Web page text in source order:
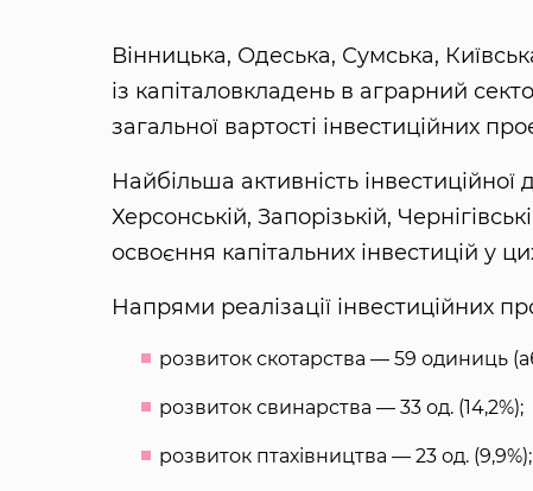
Вінницька, Одеська, Сумська,
із капіталовкладень в аграрний
загальної вартості інвестиційних
Найбільша активність інвестиційної
Херсонській, Запорізькій,
освоєння капітальних інвестицій у
Напрями реалізації інвестиційних
розвиток скотарства — 59 одиниць
розвиток свинарства — 33 од. (14,2%);
розвиток птахівництва — 23 од. (9,9%);